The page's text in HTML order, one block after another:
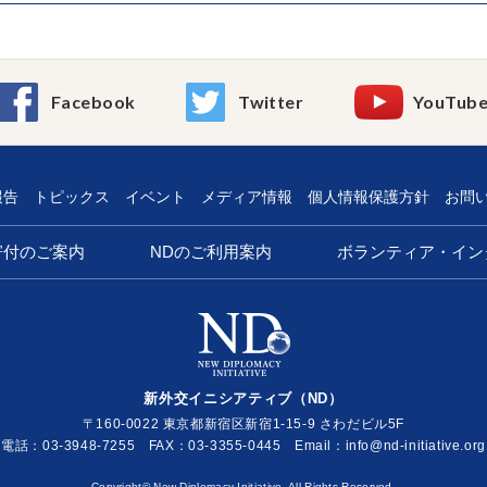
Facebook Twitter
告 トピックス イベント メディア情報 個人情報保護方針 お問
のご案内 NDのご利用案内 ボランティア・イ
新外交イニシアティブ（ND）
〒160-0022 東京都新宿区新宿1-15-9 さわだビル5F
電話：03-3948-7255 FAX：03-3355-0445
Email：